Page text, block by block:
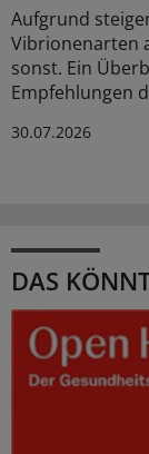
Aufgrund
Vibrionenarten
sonst. Ein
Empfehlungen
30.07.2026
DAS